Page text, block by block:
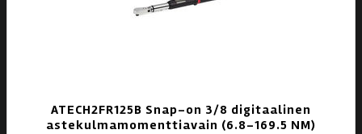
ATECH2FR125B Snap-on 3/8 digitaalinen
astekulmamomenttiavain (6.8–169.5 NM)